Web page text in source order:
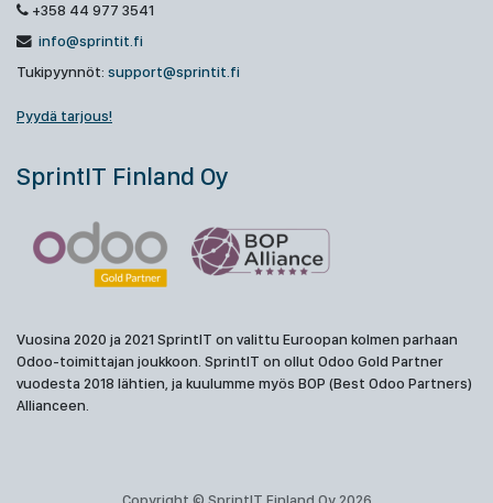
+358 44 977 3541
info@sprintit.fi
Tukipyynnöt: support@sprintit.fi
Pyydä tarjous!
SprintIT Finland Oy
Vuosina 2020 ja 2021 SprintIT on valittu Euroopan kolmen parhaan
Odoo-toimittajan joukkoon. SprintIT on ollut Odoo Gold Partner
vuodesta 2018 lähtien, ja kuulumme myös BOP (Best Odoo Partners)
Allianceen.
Copyright © SprintIT Finland Oy 2026